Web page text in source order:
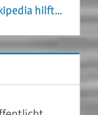
hilft…